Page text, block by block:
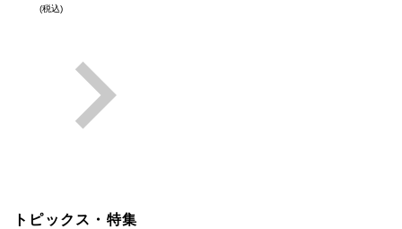
(税込)
トピックス・特集